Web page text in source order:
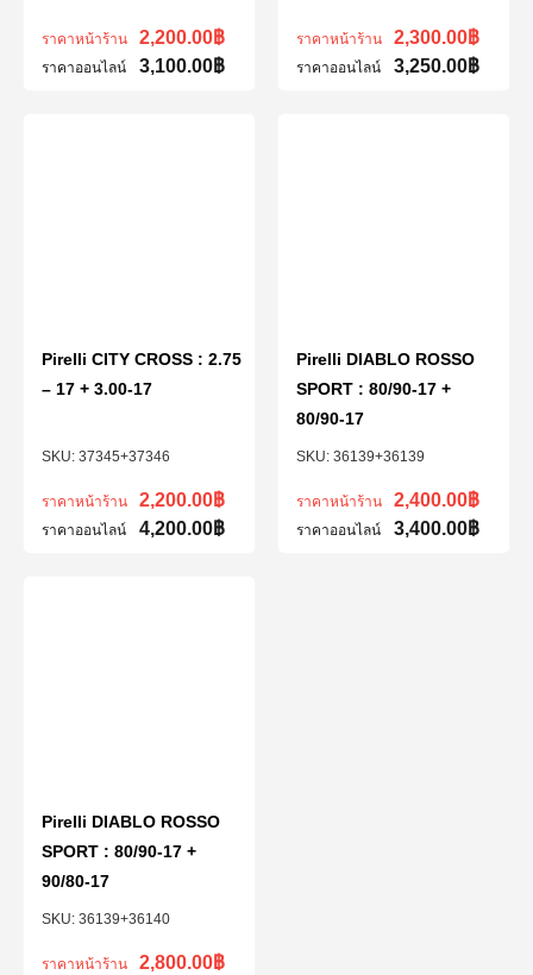
ราคาหน้าร้าน 2,200.00฿
ราคาออนไลน์ 3,100.00฿
ราคาหน้าร้าน 2,300.00฿
ราคาออนไลน์ 3,250.00฿
37345+37346
Pirelli CITY CROSS : 2.75
– 17 + 3.00-17
ราคาหน้าร้าน 2,200.00฿
ราคาออนไลน์ 4,200.00฿
36139+36139
Pirelli DIABLO ROSSO
SPORT : 80/90-17 +
80/90-17
ราคาหน้าร้าน 2,400.00฿
ราคาออนไลน์ 3,400.00฿
36139+36140
Pirelli DIABLO ROSSO
SPORT : 80/90-17 +
90/80-17
ราคาหน้าร้าน 2,800.00฿